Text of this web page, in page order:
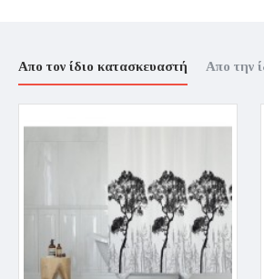
Απο τον ίδιο κατασκευαστή Απο την